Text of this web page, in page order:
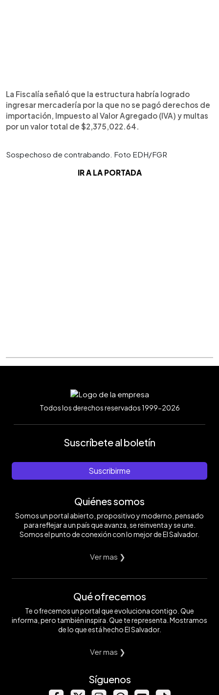
La Fiscalía señaló que la estructura habría logrado
ingresar mercadería por la que no se pagó derechos de
importación, Impuesto al Valor Agregado (IVA) y multas
por un valor total de $2,375,022.64.
Sospechoso de contrabando. Foto EDH/FGR
IR A LA PORTADA
Todos los derechos reservados 1999-2026
Suscríbete al boletín
Suscribirme
Quiénes somos
Somos un portal abierto, propositivo y moderno, pensado
para reflejar a un país que avanza, se reinventa y se une.
Somos el punto de conexión con lo mejor de El Salvador.
Ver mas ❯
Qué ofrecemos
Te ofrecemos un portal que evoluciona contigo. Que
informa, pero también inspira. Que te representa. Mostramos
de lo que está hecho El Salvador.
Ver mas ❯
Síguenos